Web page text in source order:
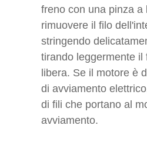
freno con una pinza a
rimuovere il filo
stringendo
tirando leggermente il
libera. Se il motore è
di avviamento
di fili che portano al
avviamento.